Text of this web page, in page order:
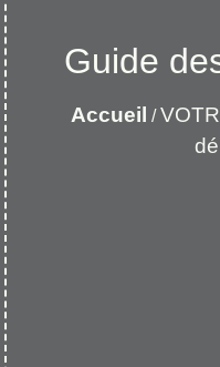
Guide
Accueil /